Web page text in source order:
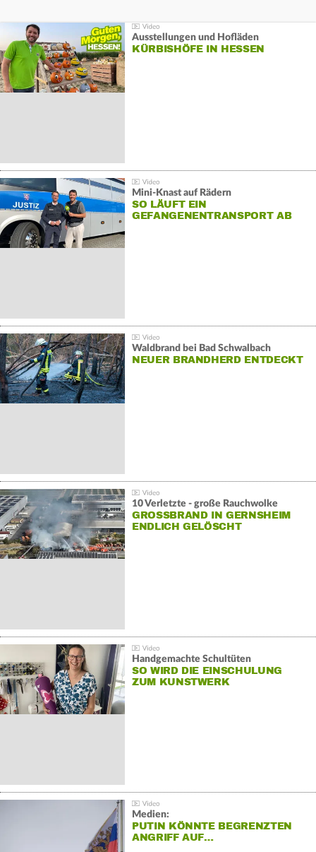
Ausstellungen und Hofläden
KÜRBISHÖFE IN HESSEN
Mini-Knast auf Rädern
SO LÄUFT EIN
GEFANGENENTRANSPORT AB
Waldbrand bei Bad Schwalbach
NEUER BRANDHERD ENTDECKT
10 Verletzte - große Rauchwolke
GROSSBRAND IN GERNSHEIM E
NDLICH GELÖSCHT
Handgemachte Schultüten
SO WIRD DIE EINSCHULUNG
ZUM KUNSTWERK
Medien:
PUTIN KÖNNTE BEGRENZTEN
ANGRIFF AUF…